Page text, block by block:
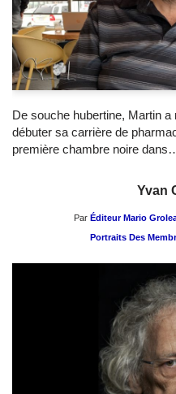
De souche hubertine, Martin a
débuter sa carrière de
première chambre noire
Yvan
Par Éditeur Mario
Portraits Des